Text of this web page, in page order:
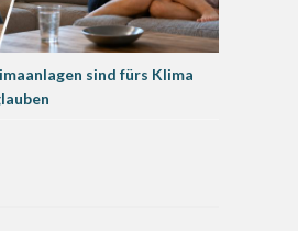
sind fürs Klima